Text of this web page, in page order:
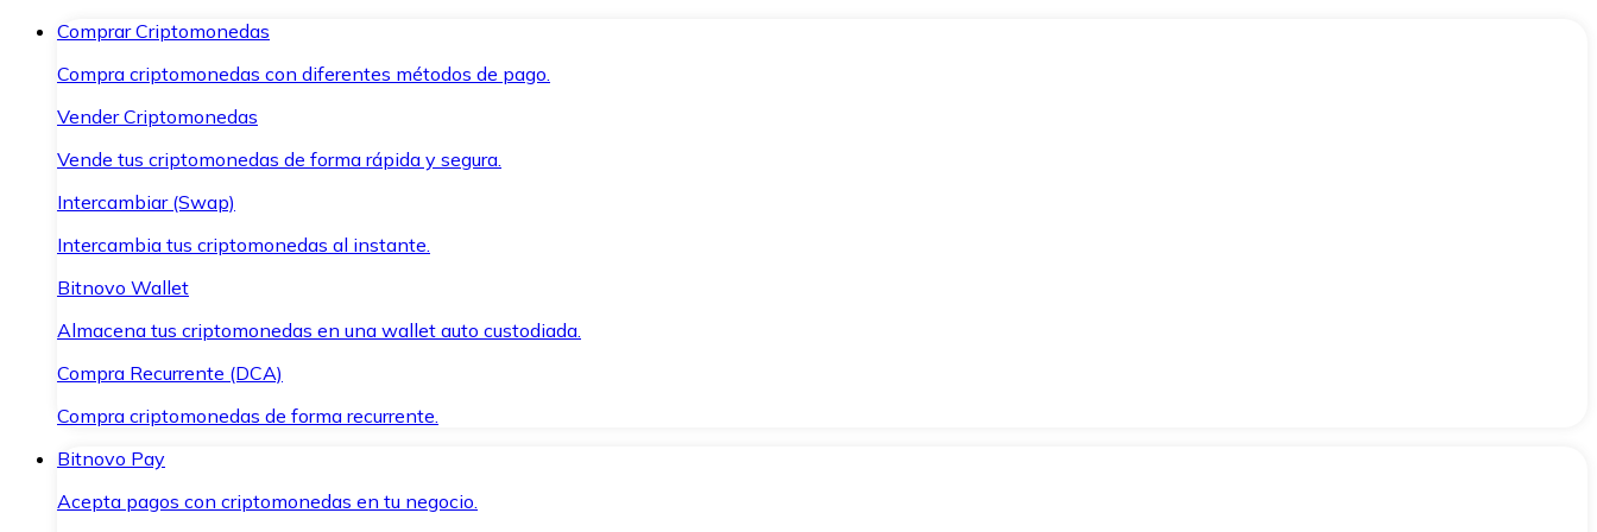
Comprar Criptomonedas
Compra criptomonedas con diferentes métodos de pago.
Vender Criptomonedas
Vende tus criptomonedas de forma rápida y segura.
Intercambiar (Swap)
Intercambia tus criptomonedas al instante.
Bitnovo Wallet
Almacena tus criptomonedas en una wallet auto custodiada.
Compra Recurrente (DCA)
Compra criptomonedas de forma recurrente.
Bitnovo Pay
Acepta pagos con criptomonedas en tu negocio.